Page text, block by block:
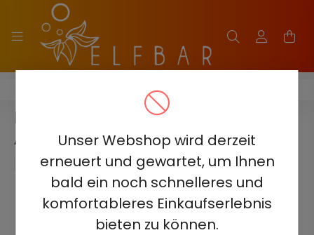
Unser Webshop wird derzeit
erneuert und gewartet, um Ihnen
bald ein noch schnelleres und
komfortableres Einkaufserlebnis
bieten zu können.
HQD GLAZE 12000 - 2%
HQD GLAZE 12000 - GRAPE 2% -
AUFLADBAR